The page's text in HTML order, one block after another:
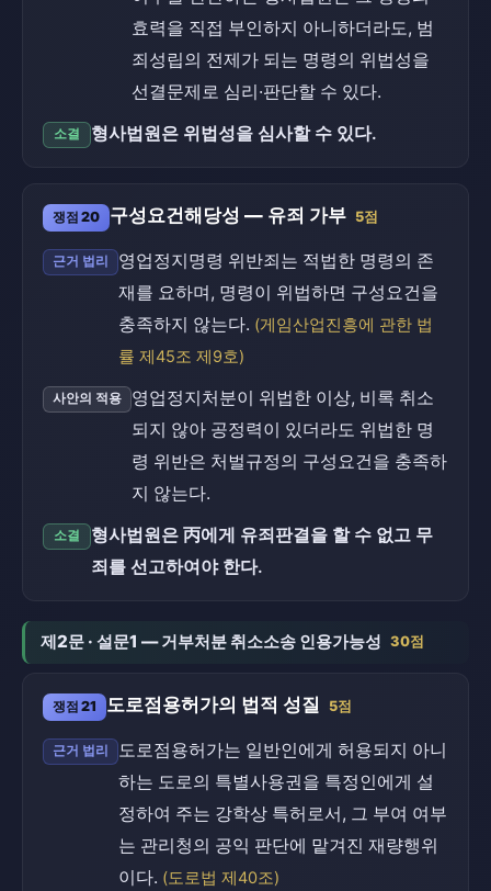
효력을 직접 부인하지 아니하더라도, 범
죄성립의 전제가 되는 명령의 위법성을
선결문제로 심리·판단할 수 있다.
소결 형사법원은 위법성을 심사할 수 있다.
쟁점 20 구성요건해당성 — 유죄 가부 5점
근거 법리
영업정지명령 위반죄는 적법한 명령의 존
재를 요하며, 명령이 위법하면 구성요건을
충족하지 않는다. (게임산업진흥에 관한 법
률 제45조 제9호)
사안의 적용
영업정지처분이 위법한 이상, 비록 취소
되지 않아 공정력이 있더라도 위법한 명
령 위반은 처벌규정의 구성요건을 충족하
지 않는다.
소결
형사법원은 丙에게 유죄판결을 할 수 없고 무
죄를 선고하여야 한다.
제2문 · 설문1 — 거부처분 취소소송 인용가능성 30점
쟁점 21 도로점용허가의 법적 성질 5점
근거 법리
도로점용허가는 일반인에게 허용되지 아니
하는 도로의 특별사용권을 특정인에게 설
정하여 주는 강학상 특허로서, 그 부여 여부
는 관리청의 공익 판단에 맡겨진 재량행위
이다. (도로법 제40조)